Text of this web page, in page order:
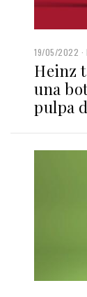
19/05/2022
Heinz
una
pulpa